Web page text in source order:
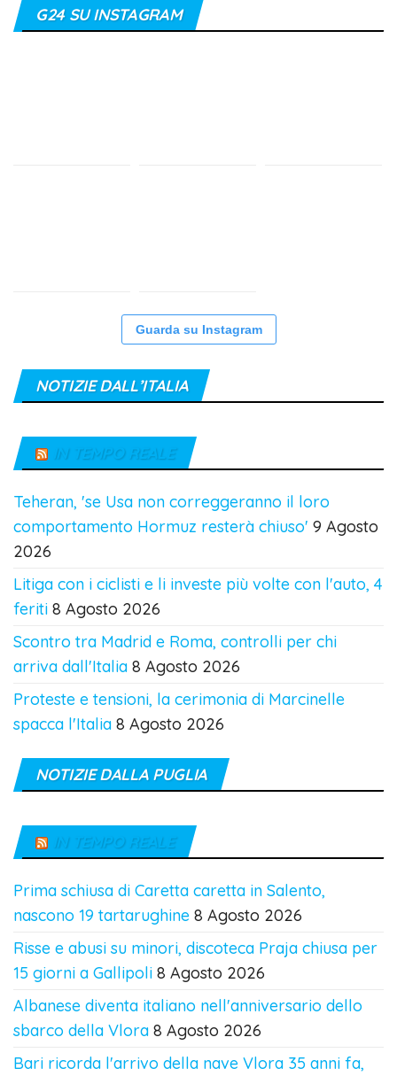
G24 SU INSTAGRAM
Guarda su Instagram
NOTIZIE DALL’ITALIA
IN TEMPO REALE
Teheran, 'se Usa non correggeranno il loro
comportamento Hormuz resterà chiuso' 9 Agosto
2026
Litiga con i ciclisti e li investe più volte con l'auto, 4
feriti 8 Agosto 2026
Scontro tra Madrid e Roma, controlli per chi
arriva dall'Italia 8 Agosto 2026
Proteste e tensioni, la cerimonia di Marcinelle
spacca l'Italia 8 Agosto 2026
NOTIZIE DALLA PUGLIA
IN TEMPO REALE
Prima schiusa di Caretta caretta in Salento,
nascono 19 tartarughine 8 Agosto 2026
Risse e abusi su minori, discoteca Praja chiusa per
15 giorni a Gallipoli 8 Agosto 2026
Albanese diventa italiano nell'anniversario dello
sbarco della Vlora 8 Agosto 2026
Bari ricorda l'arrivo della nave Vlora 35 anni fa,